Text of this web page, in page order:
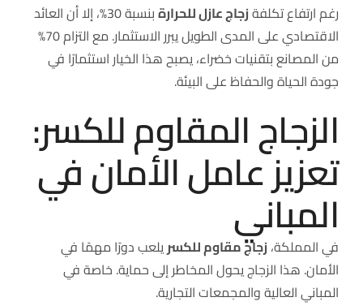
رغم ارتفاع تكلفةزجاج عازل للحرارة
بنسبة 30%، إلا أن العائد
الاقتصادي على المدى الطويل يبرر الاستثمار. مع التزام 70%
من المصانع بتقنيات خضراء، يصبح هذا الخيار استثمارًا في
جودة الحياة والحفاظ على البيئة.
الزجاج المقاوم للكسر:
تعزيز عامل الأمان في
المباني
في المملكة، زجاج مقاوم للكسريلعب دورًا مهمًا في
الأمان. هذا الزجاج يحول المخاطر إلى حماية. خاصة في
المباني العالية والمجمعات التجارية.